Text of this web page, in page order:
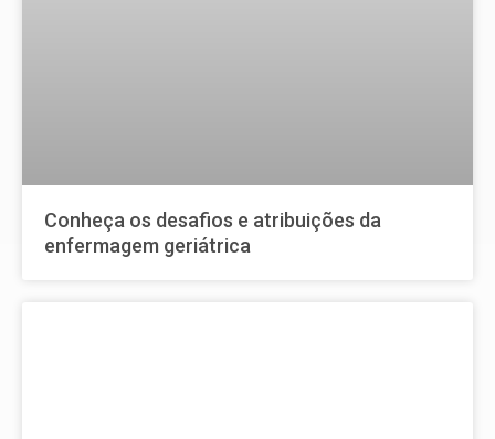
Conheça os desafios e atribuições da
enfermagem geriátrica